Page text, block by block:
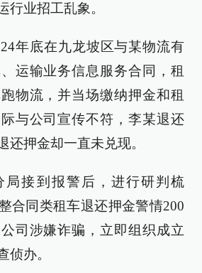
行业招工乱象。
年底在九龙坡区与某物流有
运输业务信息服务合同，租
物流，并当场缴纳押金和租
与公司宣传不符，李某退还
还押金却一直未兑现。
局接到报警后，进行研判梳
合同类租车退还押金警情200
司涉嫌诈骗，立即组织成立
侦办。